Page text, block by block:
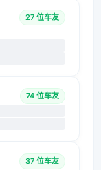
27 位车友
74 位车友
37 位车友